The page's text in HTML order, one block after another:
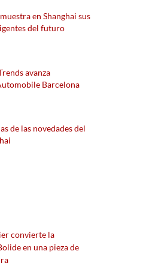
en Shanghai sus
del futuro
avanza
Barcelona
de las novedades del
convierte la
en una pieza de